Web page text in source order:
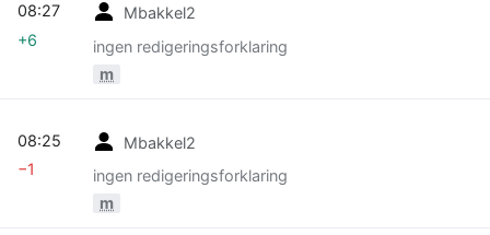
Mbakkel2
ingen redigeringsforklaring
m
08:27
+6
Mbakkel2
ingen redigeringsforklaring
m
08:25
−1